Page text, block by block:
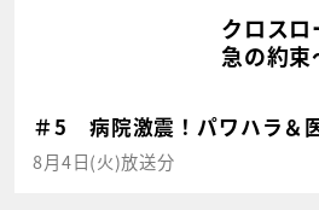
クロス
急の約束
＃5 病院激震！パワハラ＆
8月4日(火)放送分